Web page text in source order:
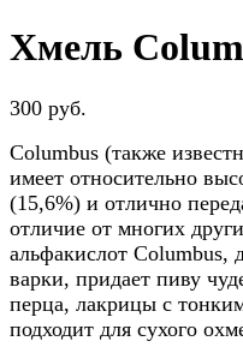
Хмель
300 руб.
Columbus (также
имеет относительно
(15,6%) и отлично
отличие от многих
альфа­кислот Columbus,
варки, придает пиву
перца, лакрицы с
подходит для сухого